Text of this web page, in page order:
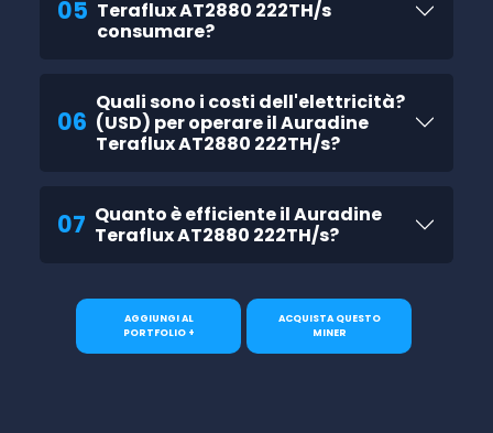
05 Teraflux AT2880 222TH/s
consumare?
06
Quali sono i costi dell'elettricità?
(USD) per operare il Auradine
Teraflux AT2880 222TH/s?
07 Quanto è efficiente il Auradine
Teraflux AT2880 222TH/s?
AGGIUNGI AL
PORTFOLIO +
ACQUISTA QUESTO
MINER